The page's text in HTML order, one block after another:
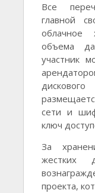
Все
главной
облачное
объема
участник
сети и
ключ
За
жестких
проекта,